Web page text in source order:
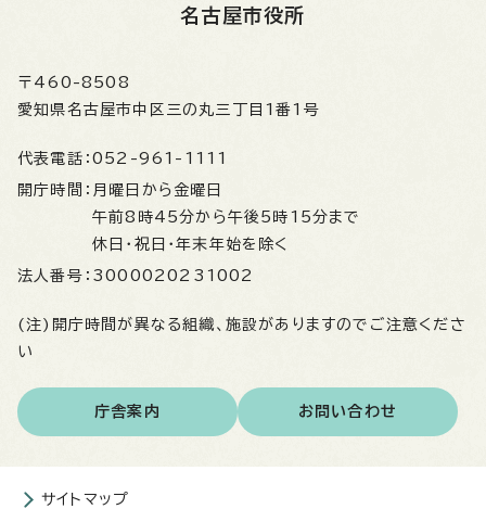
名古屋市役所
〒460-8508
愛知県名古屋市中区三の丸三丁目1番1号
代表電話： 052-961-1111
開庁時間： 月曜日から金曜日
午前8時45分から午後5時15分まで
休日・祝日・年末年始を除く
法人番号： 3000020231002
(注)開庁時間が異なる組織、施設がありますのでご注意くださ
い
庁舎案内 お問い合わせ
サイトマップ